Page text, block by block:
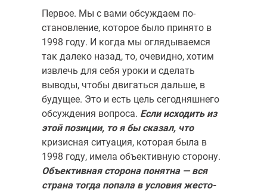
Первое. Мы с вами обсуждаем по­
становление, которое было принято в
1998 году. И когда мы оглядываемся
так далеко назад, то, очевидно, хотим
извлечь для себя уроки и сделать
выводы, чтобы двигаться дальше, в
будущее. Это и есть цель сегодняшнего
обсуждения во­проса. Если исходить из
этой позиции, то я бы сказал, что
кризисная ситуация, которая была в
1998 году, имела объективную сторону.
Объективная сторона понятна — вся
страна тогда попала в условия жесто­